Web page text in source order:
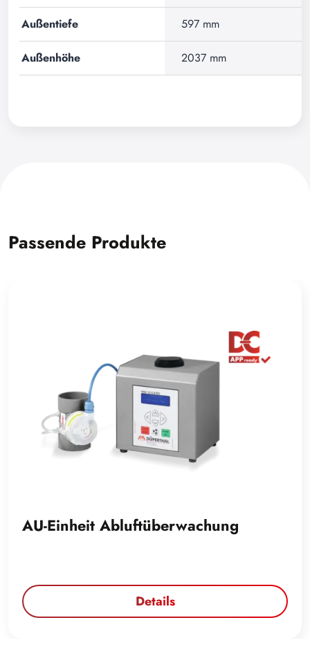
Außentiefe 597 mm
Außenhöhe 2037 mm
Passende Produkte
AU-Einheit Abluftüberwachung
Details